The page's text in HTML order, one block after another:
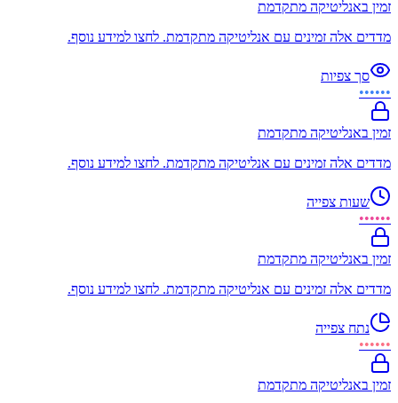
זמין באנליטיקה מתקדמת
מדדים אלה זמינים עם אנליטיקה מתקדמת. לחצו למידע נוסף.
סך צפיות
••••••
זמין באנליטיקה מתקדמת
מדדים אלה זמינים עם אנליטיקה מתקדמת. לחצו למידע נוסף.
שעות צפייה
••••••
זמין באנליטיקה מתקדמת
מדדים אלה זמינים עם אנליטיקה מתקדמת. לחצו למידע נוסף.
נתח צפייה
••••••
זמין באנליטיקה מתקדמת